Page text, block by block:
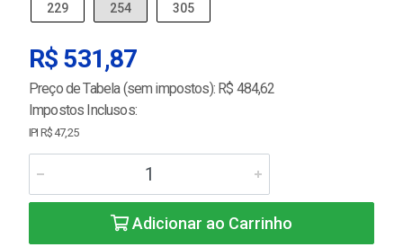
229 254 305
R$ 531,87
Preço de Tabela (sem impostos): R$ 484,62
Impostos Inclusos:
IPI R$ 47,25
Adicionar ao Carrinho